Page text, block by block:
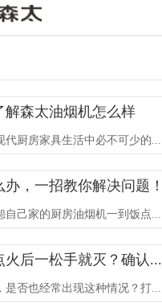
解森太油烟机怎么样
代厨房家具生活中必不可少的...
，一招教你解决问题！
自己家的厨房油烟机一到饭点...
火后一松手就灭？确认...
是否也经常出现这种情况？打...